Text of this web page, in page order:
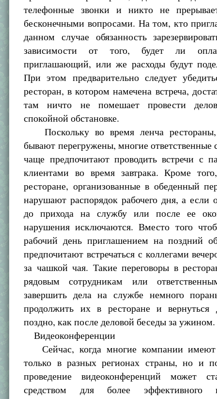
телефонные звонки и никто не
бесконечными вопросами. На том, кто
данном случае обязанность
зависимости от того, будет ли
приглашающий, или же расходы будут
При этом предварительно следует
ресторан, в котором намечена встреча,
там ничто не помешает провести
спокойной обстановке.
Поскольку во время ленча
бывают перегружены, многие ответственные
чаще предпочитают проводить встречи с
клиентами во время завтрака. Кроме
ресторане, организованные в обеденный
нарушают распорядок рабочего дня, а если
до прихода на службу или после ее
нарушения исключаются. Вместо того
рабочий день приглашением на поздний
предпочитают встречаться с коллегами
за чашкой чая. Такие переговоры в
рядовым сотрудникам или
завершить дела на службе немного
продолжить их в ресторане и
поздно, как после деловой беседы за ужином.
Видеоконференции
Сейчас, когда многие компании имеют
только в разных регионах страны, но и
проведение видеоконференций может
средством для более эффективного